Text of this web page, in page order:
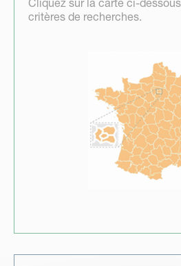
Cliquez sur la carte ci-
critères de recherches.